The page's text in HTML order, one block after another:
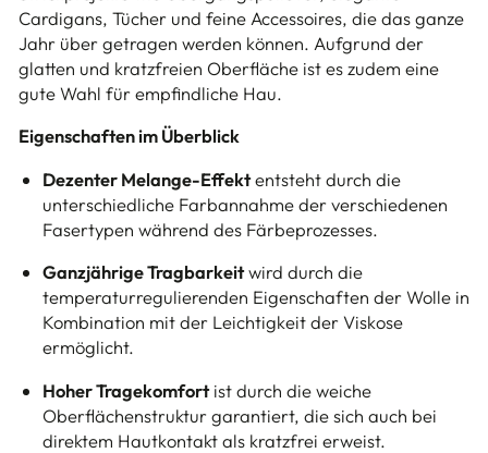
Cardigans, Tücher und feine Accessoires, die das ganze
Jahr über getragen werden können. Aufgrund der
glatten und kratzfreien Oberfläche ist es zudem eine
gute Wahl für empfindliche Hau.
Eigenschaften im Überblick
Dezenter Melange-Effektentsteht durch die
unterschiedliche Farbannahme der verschiedenen
Fasertypen während des Färbeprozesses.
Ganzjährige Tragbarkeitwird durch die
temperaturregulierenden Eigenschaften der Wolle in
Kombination mit der Leichtigkeit der Viskose
ermöglicht.
Hoher Tragekomfortist durch die weiche
Oberflächenstruktur garantiert, die sich auch bei
direktem Hautkontakt als kratzfrei erweist.